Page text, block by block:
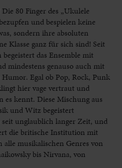
80 Finger des „Ukulele
und bespielen keine
sondern ihre absoluten
Klasse ganz für sich sind! Seit
das Ensemble mit
mindestens genauso auch mit
Egal ob Pop, Rock, Punk
hier vage vertraut und
es kennt. Diese Mischung aus
und Witz begeistert
unglaublich langer Zeit, und
die britische Institution mit
musikalischen Genres von
bis Nirvana, von